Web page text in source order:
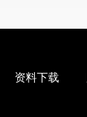
资料下载